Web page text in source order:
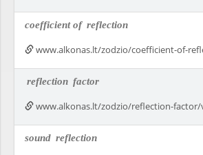
coefficient of reflection
www.alkonas.lt/zodzio/coefficient-of-
reflection factor
www.alkonas.lt/zodzio/reflection-
sound reflection